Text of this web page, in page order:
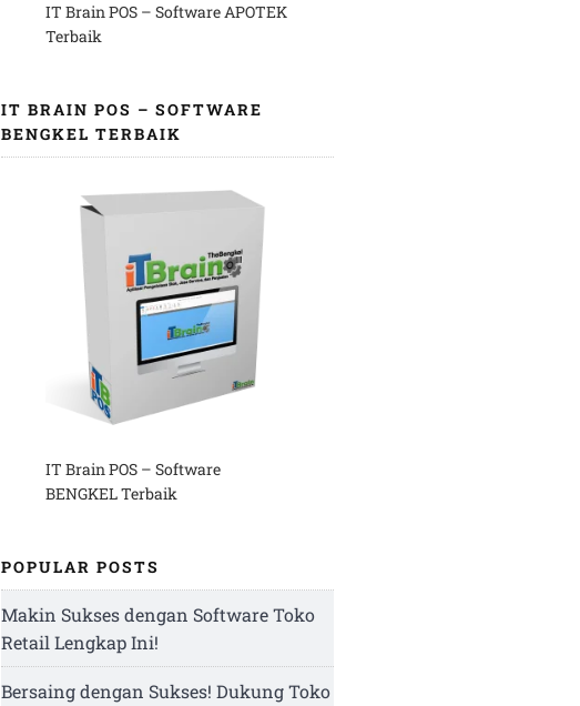
IT Brain POS – Software APOTEK
Terbaik
IT BRAIN POS – SOFTWARE
BENGKEL TERBAIK
IT Brain POS – Software
BENGKEL Terbaik
POPULAR POSTS
Makin Sukses dengan Software Toko
Retail Lengkap Ini!
Bersaing dengan Sukses! Dukung Toko